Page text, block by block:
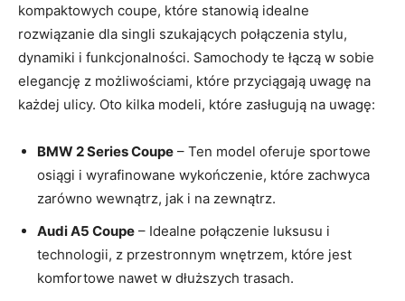
kompaktowych coupe, które stanowią idealne
rozwiązanie dla singli szukających połączenia stylu,
dynamiki i funkcjonalności. ‍Samochody te łączą w‍ sobie
elegancję z możliwościami, które przyciągają uwagę na
każdej ulicy. Oto​ kilka modeli, które zasługują na uwagę:
BMW 2 Series Coupe – Ten model oferuje sportowe
osiągi i wyrafinowane wykończenie, które zachwyca
zarówno wewnątrz,⁣ jak‌ i na zewnątrz.
Audi A5 Coupe – Idealne połączenie luksusu i
technologii, z przestronnym wnętrzem, które jest
komfortowe​ nawet w dłuższych⁣ trasach.